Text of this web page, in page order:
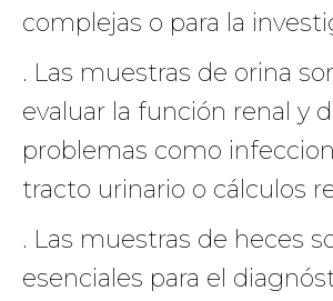
complejas o para la
. Las muestras de orina
evaluar la función renal y
problemas como
tracto urinario o cálculos
. Las muestras de heces
esenciales para el